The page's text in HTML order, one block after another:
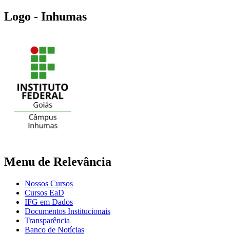
Logo - Inhumas
Menu de Relevância
Nossos Cursos
Cursos EaD
IFG em Dados
Documentos Institucionais
Transparência
Banco de Notícias